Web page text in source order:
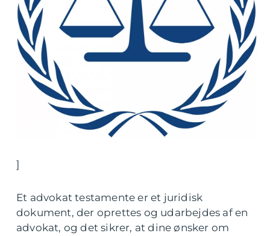
]
Et advokat testamente er et juridisk
dokument, der oprettes og udarbejdes af en
advokat, og det sikrer, at dine ønsker om